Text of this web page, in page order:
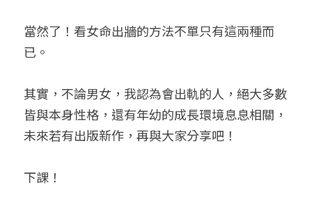
當然了！看女命出牆的方法不單只有這兩種而
已。
其實，不論男女，我認為會出軌的人，絕大多數
皆與本身性格，還有年幼的成長環境息息相關，
未來若有出版新作，再與大家分享吧！
下課！